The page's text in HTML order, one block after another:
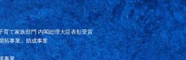
て家族部門 内閣総理大臣表彰受賞
拓事業」助成事業
事業